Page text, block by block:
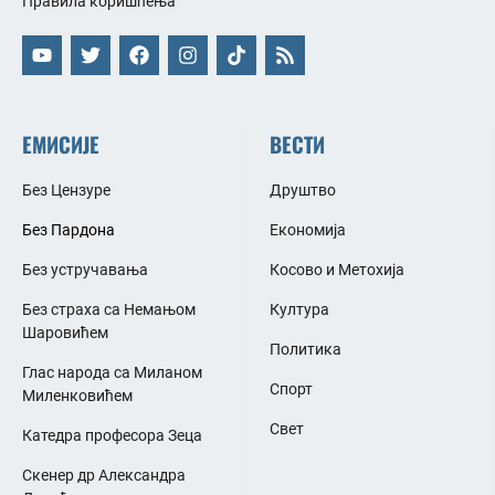
ЕМИСИЈЕ
Без Цензуре
Без Пардона
Без устручавања
Без страха са Немањом
Шаровићем
Глас народа са Миланом
Миленковићем
Катедра професора Зеца
Скенер др Александра
ВЕСТИ
Друштво
Економија
Косово и Метохија
Култура
Политика
Спорт
Свет